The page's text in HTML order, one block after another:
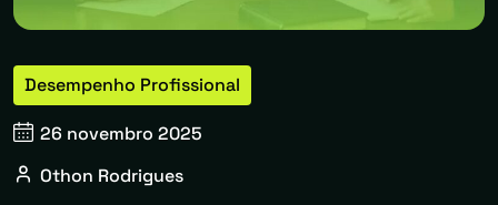
Desempenho Profissional
26 novembro 2025
Othon Rodrigues